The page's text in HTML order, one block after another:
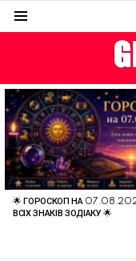
ОСТАННІ
СТАТТІ
🌟 ГОРОСКОП НА
ВСІХ ЗНАКІВ ЗОДІАКУ 🌟